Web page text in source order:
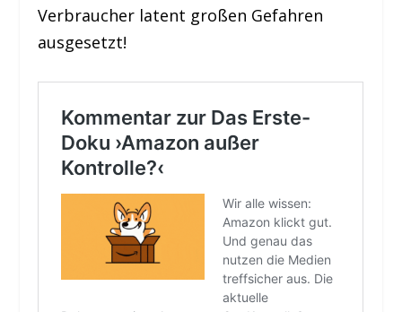
Verbraucher latent großen Gefahren
ausgesetzt!